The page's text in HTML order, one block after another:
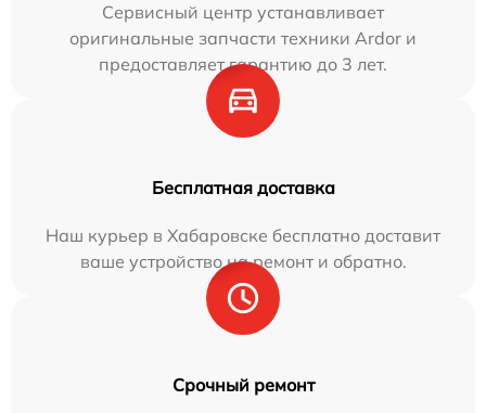
Сервисный центр устанавливает
оригинальные запчасти техники Ardor и
предоставляет гарантию до 3 лет.
Бесплатная доставка
Наш курьер в Хабаровске бесплатно доставит
ваше устройство на ремонт и обратно.
Срочный ремонт